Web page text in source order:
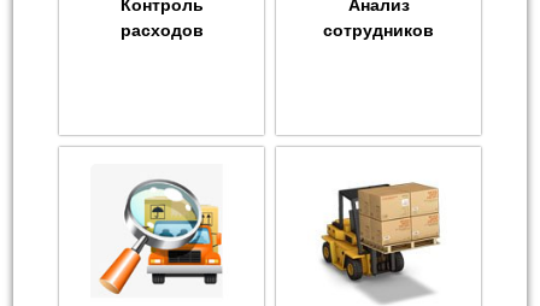
Контроль
расходов
Анализ
сотрудников